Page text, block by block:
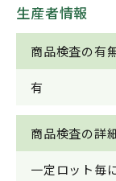
生産者情報
商品検査の有
有
商品検査の詳
一定ロット毎